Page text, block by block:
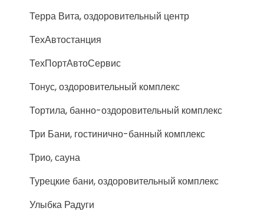
Терра Вита, оздоровительный центр
ТехАвтостанция
ТехПортАвтоСервис
Тонус, оздоровительный комплекс
Тортила, банно-оздоровительный комплекс
Три Бани, гостинично-банный комплекс
Трио, сауна
Турецкие бани, оздоровительный комплекс
Улыбка Радуги